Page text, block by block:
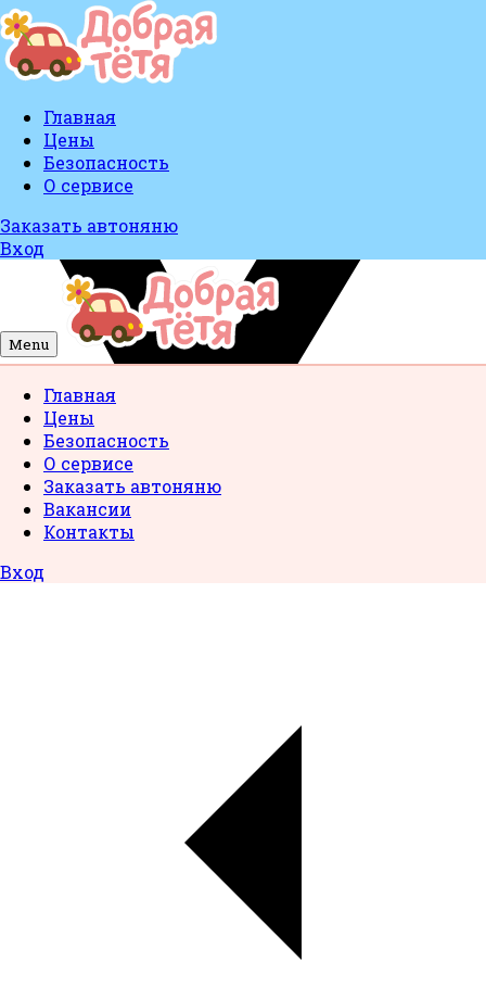
Главная
Цены
Безопасность
О сервисе
Заказать автоняню
Вход
Menu
Главная
Цены
Безопасность
О сервисе
Заказать автоняню
Вакансии
Контакты
Вход